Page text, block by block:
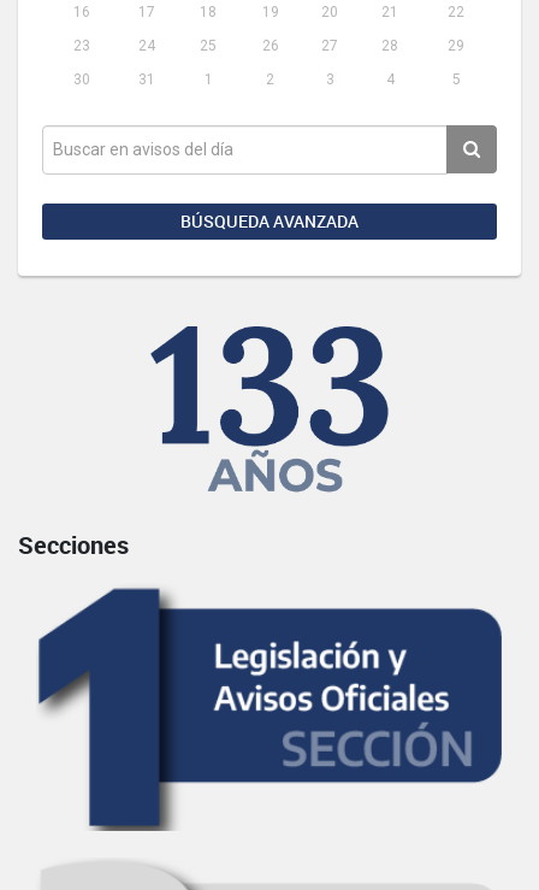
16
17 18 19 20 21
22
23
24 25 26 27 28
29
30
31 1 2 3 4 5
BÚSQUEDA AVANZADA
Secciones